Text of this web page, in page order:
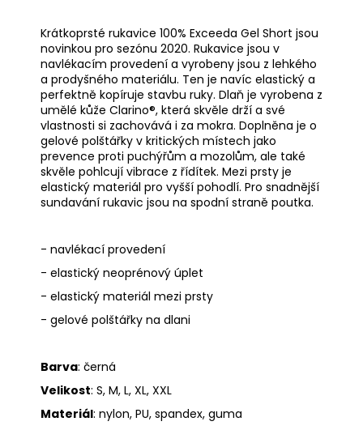
Krátkoprsté rukavice 100% Exceeda Gel Short jsou
novinkou pro sezónu 2020. Rukavice jsou v
navlékacím provedení a vyrobeny jsou z lehkého
a prodyšného materiálu. Ten je navíc elastický a
perfektně kopíruje stavbu ruky. Dlaň je vyrobena z
umělé kůže Clarino®, která skvěle drží a své
vlastnosti si zachovává i za mokra. Doplněna je o
gelové polštářky v kritických místech jako
prevence proti puchýřům a mozolům, ale také
skvěle pohlcují vibrace z řídítek. Mezi prsty je
elastický materiál pro vyšší pohodlí. Pro snadnější
sundavání rukavic jsou na spodní straně poutka.
- navlékací provedení
- elastický neoprénový úplet
- elastický materiál mezi prsty
- gelové polštářky na dlani
Barva: černá
Velikost: S, M, L, XL, XXL
Materiál: nylon, PU, spandex, guma